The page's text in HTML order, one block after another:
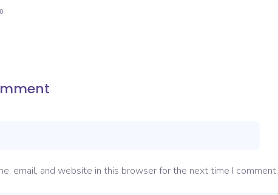
email, and website in this browser for the next time I comment.